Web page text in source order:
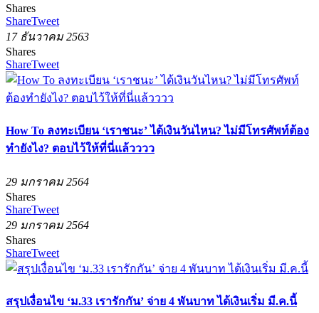
Shares
ShareTweet
17 ธันวาคม 2563
Shares
ShareTweet
How To ลงทะเบียน ‘เราชนะ’ ได้เงินวันไหน? ไม่มีโทรศัพท์ต้อง
ทำยังไง? ตอบไว้ให้ที่นี่แล้วววว
29 มกราคม 2564
Shares
ShareTweet
29 มกราคม 2564
Shares
ShareTweet
สรุปเงื่อนไข ‘ม.33 เรารักกัน’ จ่าย 4 พันบาท ได้เงินเริ่ม มี.ค.นี้